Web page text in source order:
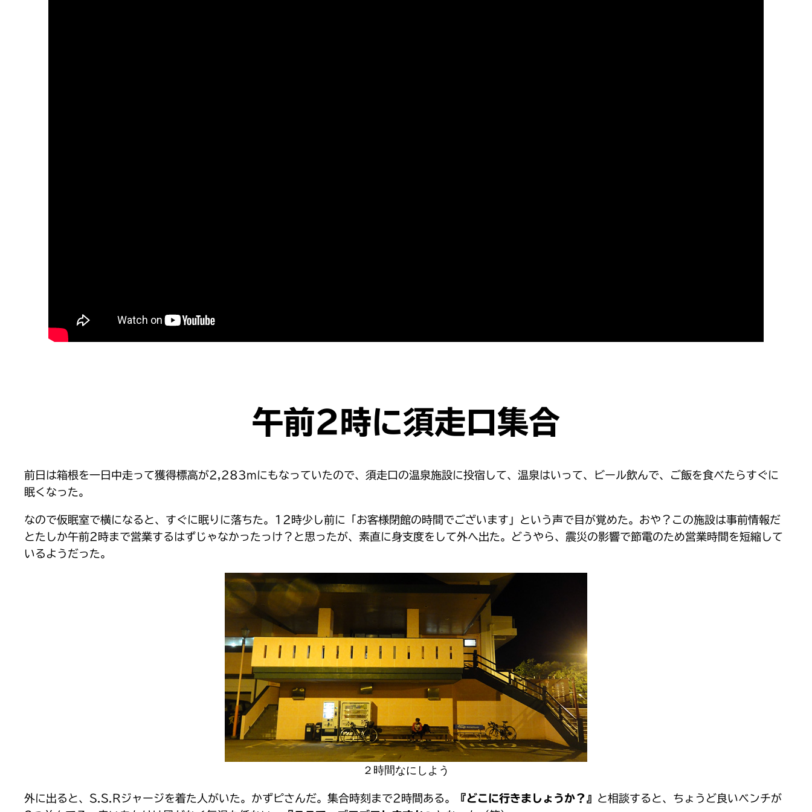
午前2時に須走口集合
前日は箱根を一日中走って獲得標高が2,283mにもなっていたので、須走口の温泉施設に投宿して、温泉はいって、ビール飲んで、ご飯を食べたらすぐに
眠くなった。
なので仮眠室で横になると、すぐに眠りに落ちた。12時少し前に「お客様閉館の時間でございます」という声で目が覚めた。おや？この施設は事前情報だ
とたしか午前2時まで営業するはずじゃなかったっけ？と思ったが、素直に身支度をして外へ出た。どうやら、震災の影響で節電のため営業時間を短縮して
いるようだった。
２時間なにしよう
外に出ると、S.S.Rジャージを着た人がいた。かずピさんだ。集合時刻まで2時間ある。 『どこに行きましょうか？』
と相談すると、ちょうど良いベンチが